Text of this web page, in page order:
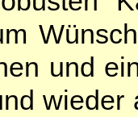
und
wieder